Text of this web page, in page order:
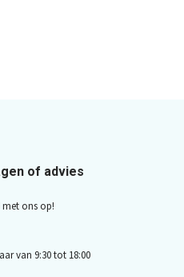
of advies
ons op!
van 9:30 tot 18:00